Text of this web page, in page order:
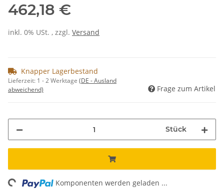
462,18 €
inkl. 0% USt. , zzgl. Versand
Knapper Lagerbestand
Lieferzeit: 1 - 2 Werktage (DE - Ausland
abweichend)
Frage zum Artikel
Stück
Komponenten werden geladen ...